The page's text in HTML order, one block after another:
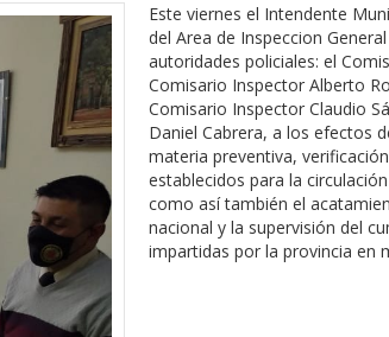
Este viernes el Intendente
del Area de Inspeccion
autoridades policiales: el
Comisario Inspector Alberto
Comisario Inspector Claudio
Daniel Cabrera, a los efectos
materia preventiva,
establecidos para la
como así también el
nacional y la supervisión del
impartidas por la provincia en